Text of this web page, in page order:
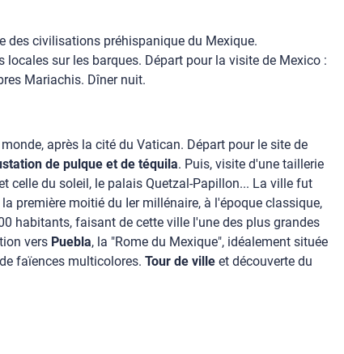
des civilisations préhispanique du Mexique.
locales sur les barques. Départ pour la visite de Mexico :
Mariachis. Dîner nuit.
après la cité du Vatican. Départ pour le site de
de pulque et de téquila. Puis, visite d'une taillerie
celle du soleil, le palais Quetzal-Papillon... La ville fut
première moitié du Ier millénaire, à l'époque classique,
habitants, faisant de cette ville l'une des plus grandes
vers Puebla, la "Rome du Mexique", idéalement située
faïences multicolores. Tour de ville et découverte du